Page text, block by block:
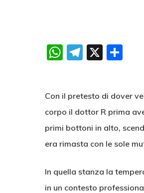
WhatsApp
Telegram
X
Con il pretesto di dover
corpo il dottor R prima
primi bottoni in alto,
era rimasta con le sole
In quella stanza la
in un contesto